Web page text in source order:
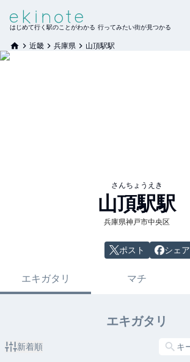
はじめて行く駅のことがわかる 行ってみたい街が見つかる
近畿 兵庫県 山頂駅駅
さんちょうえき
山頂駅駅
兵庫県神戸市中央区
ポスト シェア
エキガタリ マチ
エキガタリ
新着順